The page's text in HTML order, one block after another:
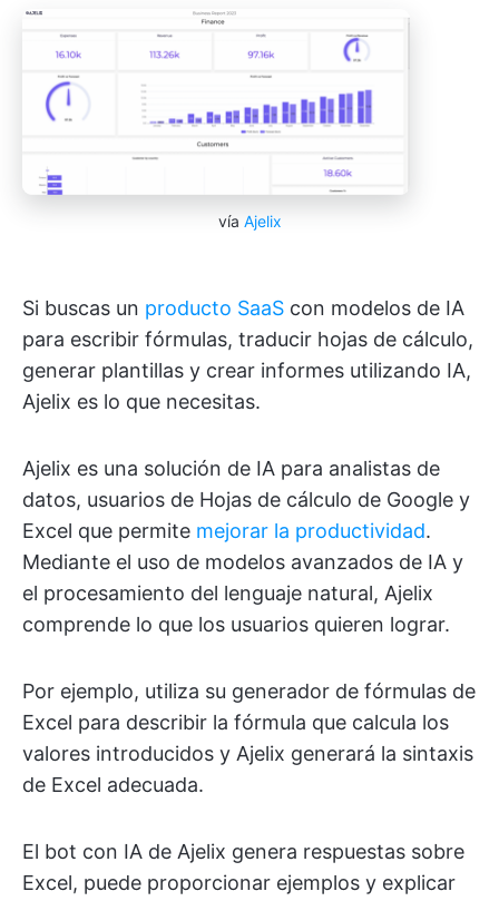
vía Ajelix
Si buscas un producto SaaS con modelos de IA
para escribir fórmulas, traducir hojas de cálculo,
generar plantillas y crear informes utilizando IA,
Ajelix es lo que necesitas.
Ajelix es una solución de IA para analistas de
datos, usuarios de Hojas de cálculo de Google y
Excel que permite mejorar la productividad.
Mediante el uso de modelos avanzados de IA y
el procesamiento del lenguaje natural, Ajelix
comprende lo que los usuarios quieren lograr.
Por ejemplo, utiliza su generador de fórmulas de
Excel para describir la fórmula que calcula los
valores introducidos y Ajelix generará la sintaxis
de Excel adecuada.
El bot con IA de Ajelix genera respuestas sobre
Excel, puede proporcionar ejemplos y explicar